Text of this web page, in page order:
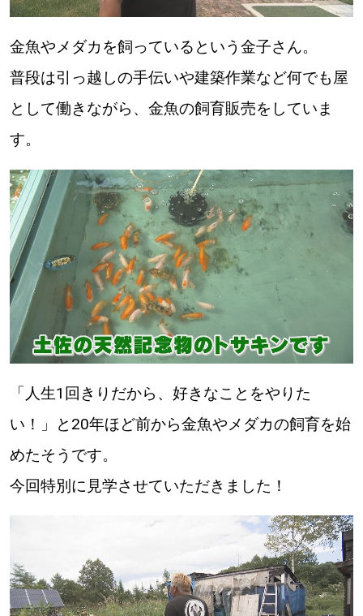
金魚やメダカを飼っているという金子さん。
普段は引っ越しの手伝いや建築作業など何でも屋
として働きながら、金魚の飼育販売をしていま
す。
「人生1回きりだから、好きなことをやりた
い！」と20年ほど前から金魚やメダカの飼育を始
めたそうです。
今回特別に見学させていただきました！